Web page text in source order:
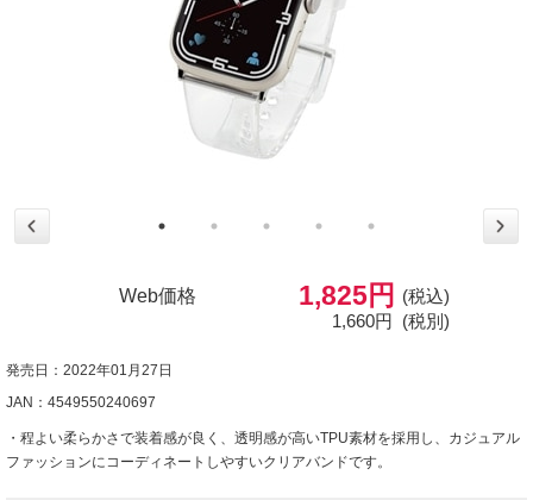
Web価格 1,825円
(税込)
1,660円 (税別)
発売日：2022年01月27日
JAN：4549550240697
・程よい柔らかさで装着感が良く、透明感が高いTPU素材を採用し、カジュアル
ファッションにコーディネートしやすいクリアバンドです。